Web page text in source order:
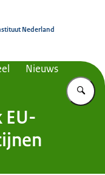
Nederland
Nieuws